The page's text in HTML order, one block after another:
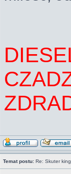
Temat postu: Re: Skuter